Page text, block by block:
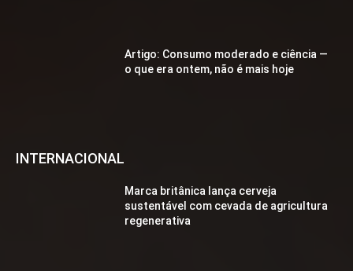
Artigo: Consumo moderado e ciência —
o que era ontem, não é mais hoje
INTERNACIONAL
Marca britânica lança cerveja
sustentável com cevada de agricultura
regenerativa